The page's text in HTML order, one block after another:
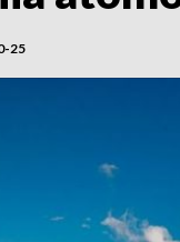
25